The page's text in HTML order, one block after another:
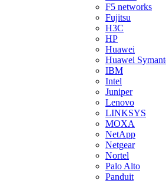
F5 networks
Fujitsu
H3С
HP
Huawei
Huawei
IBM
Intel
Juniper
Lenovo
LINKSYS
MOXA
NetApp
Netgear
Nortel
Palo Alto
Panduit